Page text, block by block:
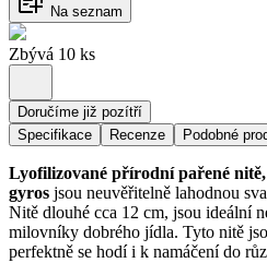
Na seznam
Zbývá 10 ks
Doručíme již pozítří
Specifikace
Recenze Podobné
Lyofilizované přírodní pařené
gyros jsou neuvěřitelně lahodnou
Nitě dlouhé cca 12 cm, jsou ideální
milovníky dobrého jídla. Tyto nitě
perfektně se hodí i k namáčení do